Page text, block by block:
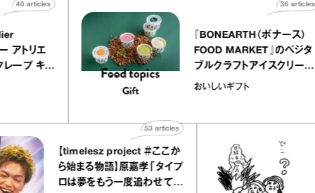
atelier
クアリー アトリエ
のミルクレープ キャ
40
『BONEARTH（ボ
FOOD MARKET』
ブルクラフトアイス
｜真野知子の「お
おいしいギフト
【timelesz project ＃ここか
ら始まる物語】原嘉孝「タイプ
ロは夢をもう一度追わせてく
articles
「日